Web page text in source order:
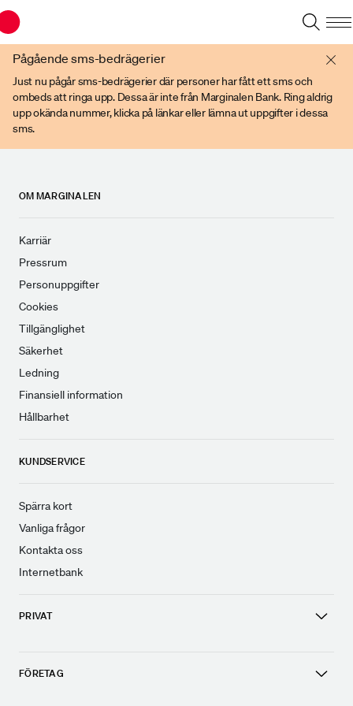
Pågående sms-bedrägerier
Just nu pågår sms-bedrägerier där personer har fått ett sms och
ombeds att ringa upp. Dessa är inte från Marginalen Bank. Ring aldrig
upp okända nummer, klicka på länkar eller lämna ut uppgifter i dessa
sms.
OM MARGINALEN
Karriär
Pressrum
Personuppgifter
Cookies
Tillgänglighet
Säkerhet
Ledning
Finansiell information
Hållbarhet
KUNDSERVICE
Spärra kort
Vanliga frågor
Kontakta oss
Internetbank
PRIVAT
FÖRETAG
Du har en gammal webbläsare. Vänligen använd senare versioner av t ex